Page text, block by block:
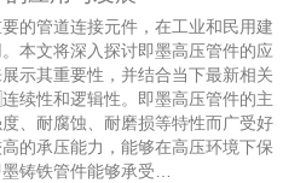
的管道连接元件，在工业和民用建
本文将深入探讨即墨高压管件的应
示其重要性，并结合当下最新相关
续性和逻辑性。即墨高压管件的主
、耐腐蚀、耐磨损等特性而广受好
的承压能力，能够在高压环境下保
铸铁管件能够承受…